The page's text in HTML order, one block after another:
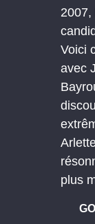
2007,
Voici
avec
plus